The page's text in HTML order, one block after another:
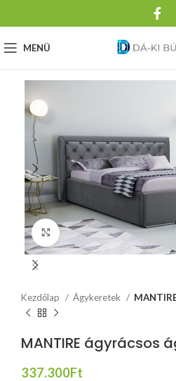
MENÜ
Click to enlarge
Kezdőlap Ágykeretek
MANTIRE ágyrácsos
337.300Ft